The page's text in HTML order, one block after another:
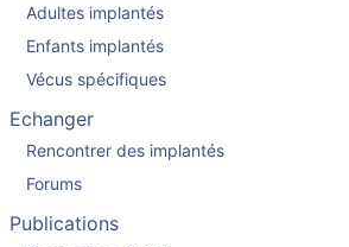
Adultes implantés
Enfants implantés
Vécus spécifiques
Echanger
Rencontrer des implantés
Forums
Publications